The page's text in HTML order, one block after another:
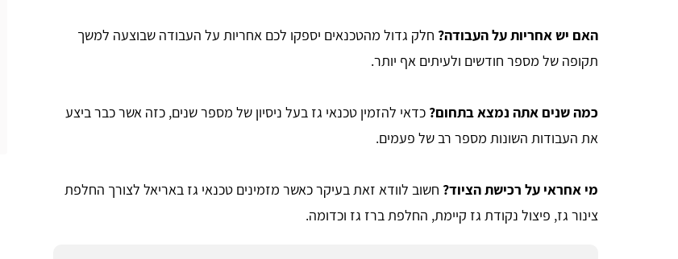
האם יש אחריות על העבודה? חלק גדול מהטכנאים יספקו לכם אחריות על העבודה שבוצעה למשך
תקופה של מספר חודשים ולעיתים אף יותר.
כמה שנים אתה נמצא בתחום? כדאי להזמין טכנאי גז בעל ניסיון של מספר שנים, כזה אשר כבר ביצע
את העבודות השונות מספר רב של פעמים.
מי אחראי על רכישת הציוד? חשוב לוודא זאת בעיקר כאשר מזמינים טכנאי גז באריאל לצורך החלפת
צינור גז, פיצול נקודת גז קיימת, החלפת ברז גז וכדומה.